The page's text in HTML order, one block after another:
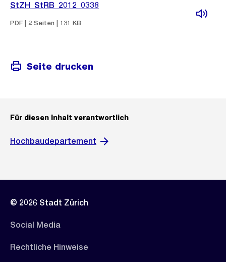
StZH_StRB_2012_0338
PDF | 2 Seiten | 131 KB
Seite drucken
Für diesen Inhalt verantwortlich
Hochbaudepartement
© 2026 Stadt Zürich
Social Media
Rechtliche Hinweise